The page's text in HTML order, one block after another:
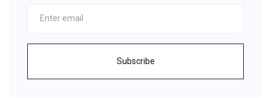
Subscribe